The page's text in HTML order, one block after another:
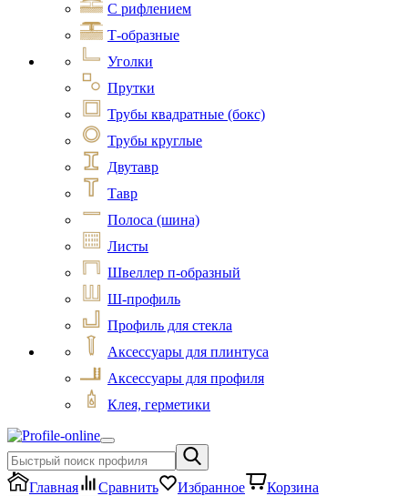
С рифлением
Т-образные
Уголки
Прутки
Трубы квадратные (бокс)
Трубы круглые
Двутавр
Тавр
Полоса (шина)
Листы
Швеллер п-образный
Ш-профиль
Профиль для стекла
Аксессуары для плинтуса
Аксессуары для профиля
Клея, герметики
Главная Сравнить Избранное Корзина